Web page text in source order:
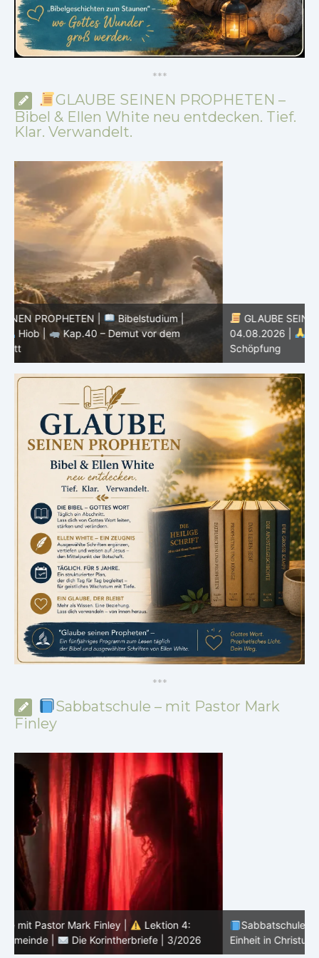
***
GLAUBE SEINEN PROPHETEN –
Bibel & Ellen White neu entdecken. Tief.
Klar. Verwandelt.
GLAUBE SEINEN PROPHETEN |
Bibelstudium |
04.08.2026 |
Hiob |
Kap.39 – Gottes Weisheit in der
***
Sabbatschule – mit Pastor Mark
Finley
Sabbatschule mit Pastor Mark Finley |
Lektion 3:
Einheit in Christus |
Die Korintherbriefe | 3/2026